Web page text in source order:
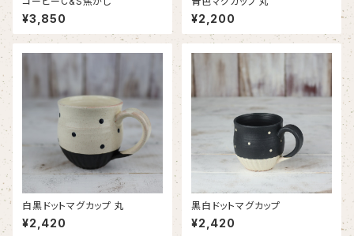
¥3,850 ¥2,200
白黒ドットマグカップ 丸
¥2,420
黒白ドットマグカップ
¥2,420